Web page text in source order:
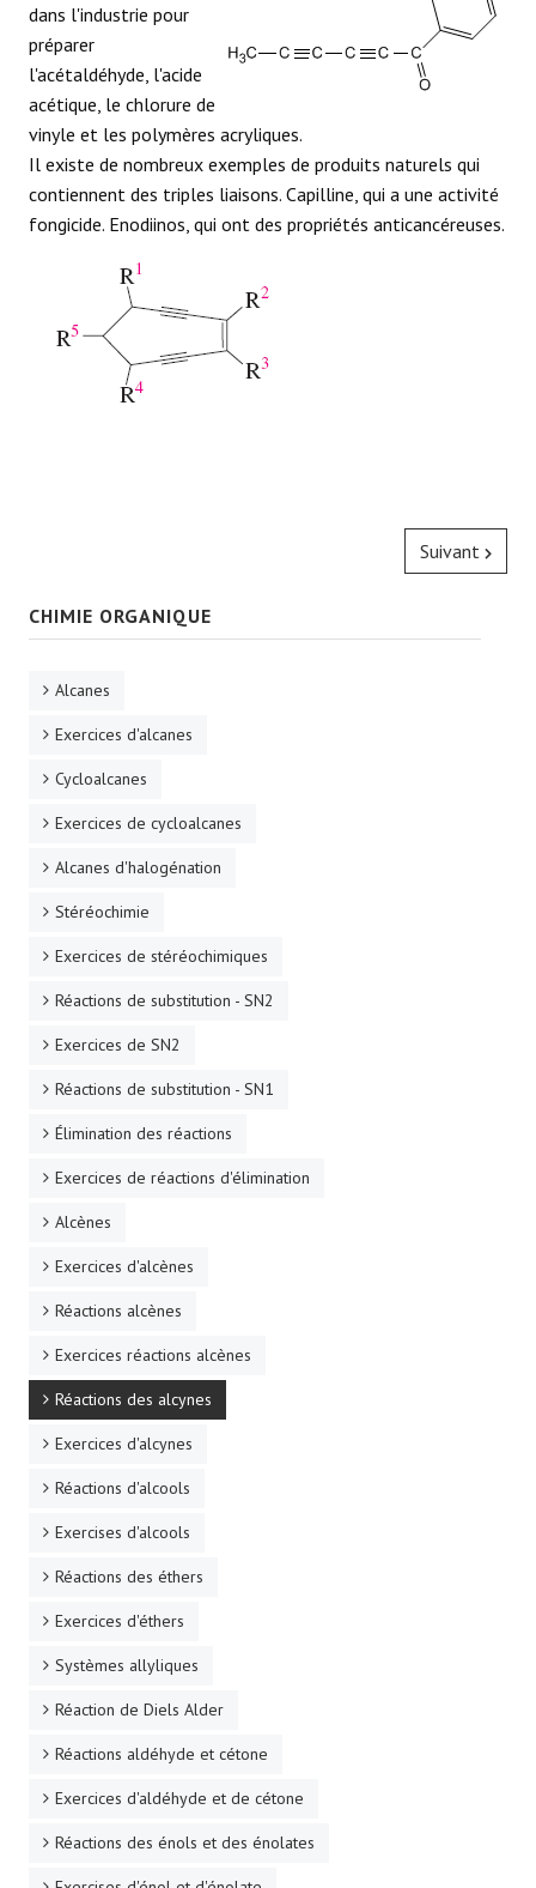
dans l'industrie pour
préparer
l'acétaldéhyde, l'acide
acétique, le chlorure de
vinyle et les polymères acryliques.
Il existe de nombreux exemples de produits naturels qui
contiennent des triples liaisons. Capilline, qui a une activité
fongicide. Enodiinos, qui ont des propriétés anticancéreuses.
Suivant
CHIMIE ORGANIQUE
Alcanes
Exercices d'alcanes
Cycloalcanes
Exercices de cycloalcanes
Alcanes d'halogénation
Stéréochimie
Exercices de stéréochimiques
Réactions de substitution - SN2
Exercices de SN2
Réactions de substitution - SN1
Élimination des réactions
Exercices de réactions d'élimination
Alcènes
Exercices d'alcènes
Réactions alcènes
Exercices réactions alcènes
Réactions des alcynes
Exercices d'alcynes
Réactions d'alcools
Exercises d'alcools
Réactions des éthers
Exercices d'éthers
Systèmes allyliques
Réaction de Diels Alder
Réactions aldéhyde et cétone
Exercices d'aldéhyde et de cétone
Réactions des énols et des énolates